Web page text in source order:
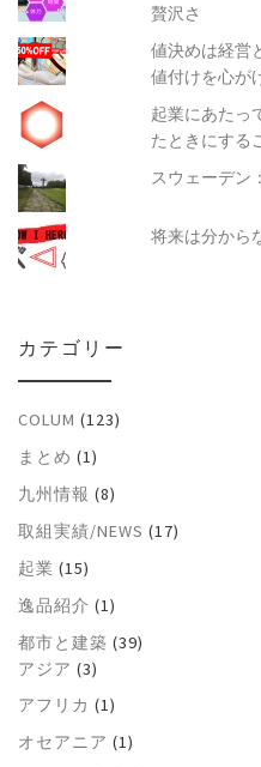
贅沢さ
値決めは経営
値付けを心が
起業にあたっ
たときにする
スウェーデン
将来は分から
カテゴリー
COLUM (123)
まとめ (1)
九州情報 (8)
取組実績/NEWS (17)
起業 (15)
逸品紹介 (1)
都市と建築 (39)
アジア (3)
アフリカ (1)
オセアニア (1)